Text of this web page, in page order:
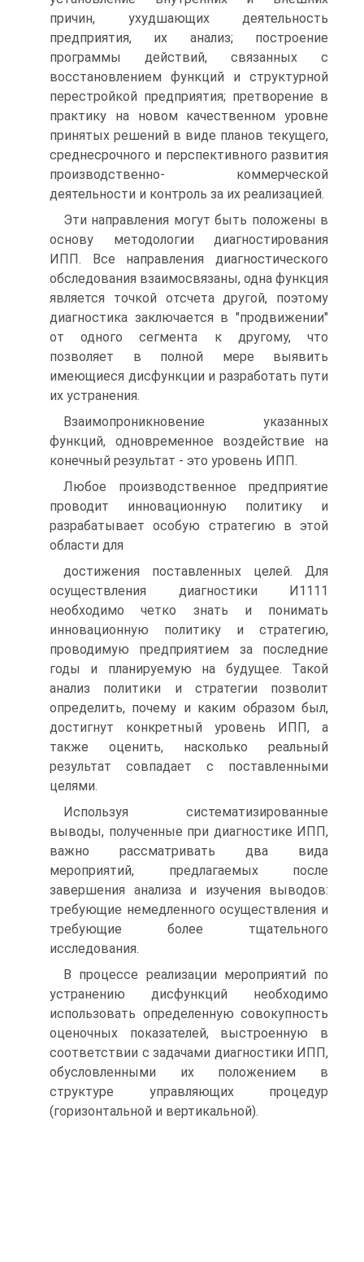
причин, ухудшающих деятельность
предприятия, их анализ; построение
программы действий, связанных с
восстановлением функций и структурной
перестройкой предприятия; претворение в
практику на новом качественном уровне
принятых решений в виде планов текущего,
среднесрочного и перспективного развития
производственно- коммерческой
деятельности и контроль за их реализацией.
Эти направления могут быть положены в
основу методологии диагностирования
ИПП. Все направления диагностического
обследования взаимосвязаны, одна функция
является точкой отсчета другой, поэтому
диагностика заключается в "продвижении"
от одного сегмента к другому, что
позволяет в полной мере выявить
имеющиеся дисфункции и разработать пути
их устранения.
Взаимопроникновение указанных
функций, одновременное воздействие на
конечный результат - это уровень ИПП.
Любое производственное предприятие
проводит инновационную политику и
разрабатывает особую стратегию в этой
области для
достижения поставленных целей. Для
осуществления диагностики И1111
необходимо четко знать и понимать
инновационную политику и стратегию,
проводимую предприятием за последние
годы и планируемую на будущее. Такой
анализ политики и стратегии позволит
определить, почему и каким образом был,
достигнут конкретный уровень ИПП, а
также оценить, насколько реальный
результат совпадает с поставленными
целями.
Используя систематизированные
выводы, полученные при диагностике ИПП,
важно рассматривать два вида
мероприятий, предлагаемых после
завершения анализа и изучения выводов:
требующие немедленного осуществления и
требующие более тщательного
исследования.
В процессе реализации мероприятий по
устранению дисфункций необходимо
использовать определенную совокупность
оценочных показателей, выстроенную в
соответствии с задачами диагностики ИПП,
обусловленными их положением в
структуре управляющих процедур
(горизонтальной и вертикальной).